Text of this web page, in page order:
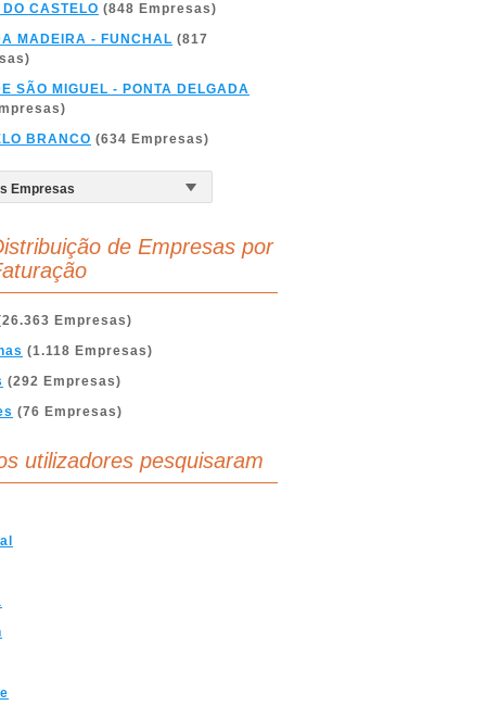
CASTELO (848 Empresas)
MADEIRA - FUNCHAL (817
SÃO MIGUEL - PONTA DELGADA
BRANCO (634 Empresas)
de Empresas por
Empresas)
(1.118 Empresas)
(292 Empresas)
(76 Empresas)
utilizadores pesquisaram